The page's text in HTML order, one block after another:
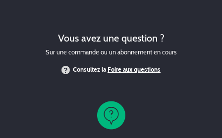
Vous avez une question ?
Sur une commande ou un abonnement en cours
Consultez laFoire aux questions